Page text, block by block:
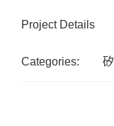
Project Details
Categories: